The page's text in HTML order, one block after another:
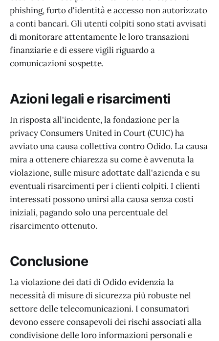
phishing, furto d'identità e accesso non autorizzato
a conti bancari. Gli utenti colpiti sono stati avvisati
di monitorare attentamente le loro transazioni
finanziarie e di essere vigili riguardo a
comunicazioni sospette.
Azioni legali e risarcimenti
In risposta all'incidente, la fondazione per la
privacy Consumers United in Court (CUIC) ha
avviato una causa collettiva contro Odido. La causa
mira a ottenere chiarezza su come è avvenuta la
violazione, sulle misure adottate dall'azienda e su
eventuali risarcimenti per i clienti colpiti. I clienti
interessati possono unirsi alla causa senza costi
iniziali, pagando solo una percentuale del
risarcimento ottenuto.
Conclusione
La violazione dei dati di Odido evidenzia la
necessità di misure di sicurezza più robuste nel
settore delle telecomunicazioni. I consumatori
devono essere consapevoli dei rischi associati alla
condivisione delle loro informazioni personali e